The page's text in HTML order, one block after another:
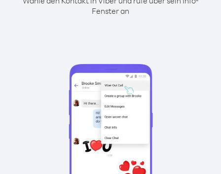
Fenster an